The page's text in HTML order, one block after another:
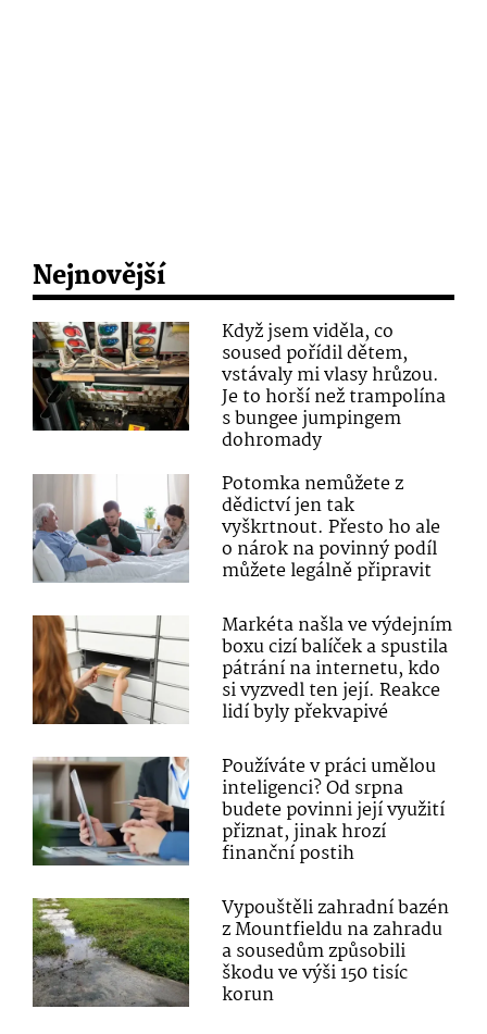
Nejnovější
Když jsem viděla, co
soused pořídil dětem,
vstávaly mi vlasy hrůzou.
Je to horší než trampolína
s bungee jumpingem
dohromady
Potomka nemůžete z
dědictví jen tak
vyškrtnout. Přesto ho ale
o nárok na povinný podíl
můžete legálně připravit
Markéta našla ve výdejním
boxu cizí balíček a spustila
pátrání na internetu, kdo
si vyzvedl ten její. Reakce
lidí byly překvapivé
Používáte v práci umělou
inteligenci? Od srpna
budete povinni její využití
přiznat, jinak hrozí
finanční postih
Vypouštěli zahradní bazén
z Mountfieldu na zahradu
a sousedům způsobili
škodu ve výši 150 tisíc
korun